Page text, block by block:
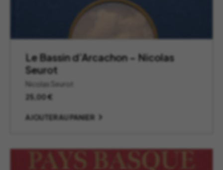
Le Bassin d’Arcachon – Nicolas
Seurot
Nicolas Seurot
25,00€
AJOUTER AU PANIER